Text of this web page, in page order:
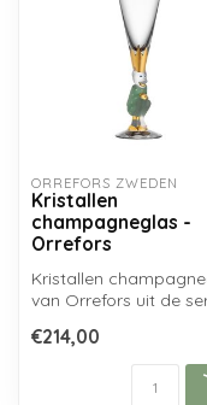
ORREFORS ZWEDEN
Kristallen
champagneglas -
Orrefors
Kristallen
van Orrefors uit de
ont...
€214,00